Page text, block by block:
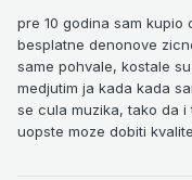
Sto se tice pristojnog
preporucim (iz licnog
mogu i preko naci.
pohvale za zvuk
od NC modela za koji
i video na YT kazu da
pre 10 godina sam kupio
besplatne denonove
same pohvale, kostale
medjutim ja kada kada
se cula muzika, tako da i
uopste moze dobiti